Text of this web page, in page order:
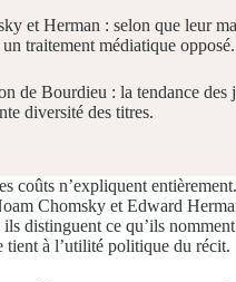
et Herman : selon que leur
traitement médiatique opposé.
de Bourdieu : la tendance des
diversité des titres.
coûts n’expliquent
Chomsky et Edward
distinguent ce qu’ils
tient à l’utilité politique du récit.